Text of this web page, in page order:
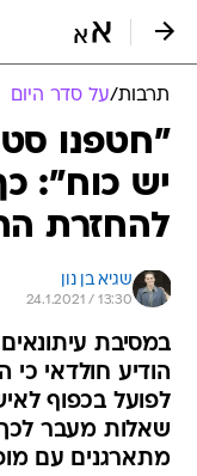
תרבות/על סדר היום
"חטפנו
יש כוח":
להחזרת
שגיא בן נון
24.1.2021 / 13:30
במסיבת
הודיע חולדאי כי
לפועל בכפוף
שאלות מעבר
מתארגנים עם